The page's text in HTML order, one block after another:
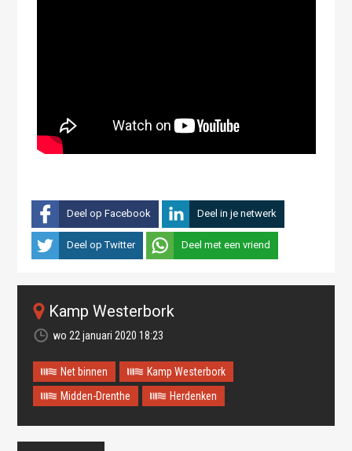
Deel op Facebook Deel in je netwerk
Deel op Twitter Deel met een vriend
Kamp Westerbork
wo 22 januari 2020 18:23
Net binnen
Kamp Westerbork
Midden-Drenthe
Herdenken